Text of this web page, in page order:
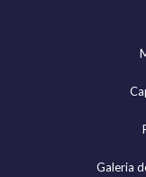
Galeria